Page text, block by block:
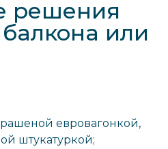
решения
или
евровагонкой,
штукатуркой;